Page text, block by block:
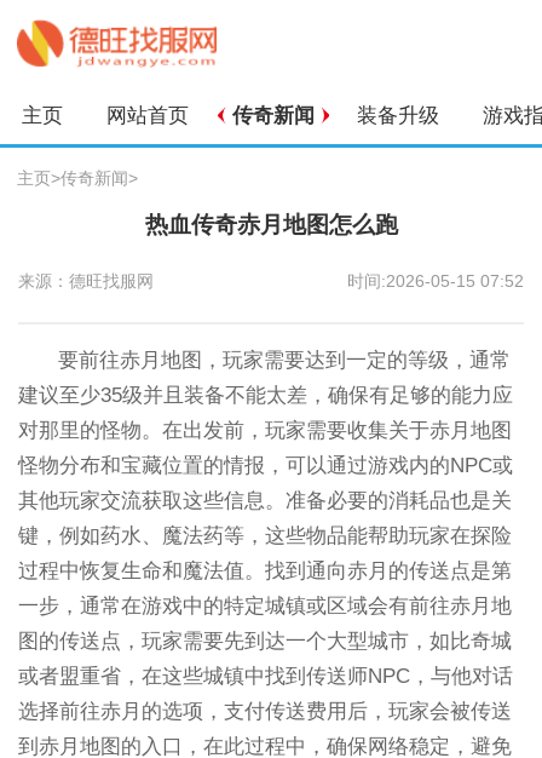
主页 网站首页 传奇新闻 装备升级 游戏
主页>传奇新闻>
热血传奇赤月地图怎么跑
来源：德旺找服网 时间:2026-05-15 07:52
要前往赤月地图，玩家需要达到一定的等级，通常
建议至少35级并且装备不能太差，确保有足够的能力应
对那里的怪物。在出发前，玩家需要收集关于赤月地图
怪物分布和宝藏位置的情报，可以通过游戏内的NPC或
其他玩家交流获取这些信息。准备必要的消耗品也是关
键，例如药水、魔法药等，这些物品能帮助玩家在探险
过程中恢复生命和魔法值。找到通向赤月的传送点是第
一步，通常在游戏中的特定城镇或区域会有前往赤月地
图的传送点，玩家需要先到达一个大型城市，如比奇城
或者盟重省，在这些城镇中找到传送师NPC，与他对话
选择前往赤月的选项，支付传送费用后，玩家会被传送
到赤月地图的入口，在此过程中，确保网络稳定，避免